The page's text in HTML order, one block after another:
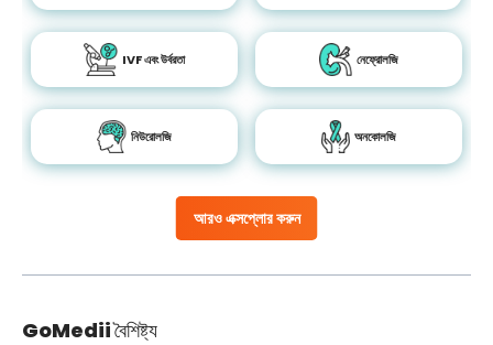
আরও এক্সপ্লোর করুন
IVF এবং উর্বরতা নেফ্রোলজি
নিউরোলজি অনকোলজি
GoMediiবৈশিষ্ট্য